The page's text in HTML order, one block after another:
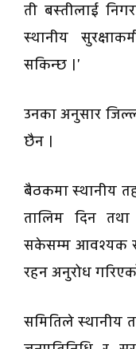
ती बस्तीलाई
स्थानीय
सकिन्छ ।'
उनका अनुसार
छैन ।
बैठकमा स्थानीय
तालिम दिन तथा
सकेसम्म आवश्यक
रहन अनुरोध
समितिले स्थानीय